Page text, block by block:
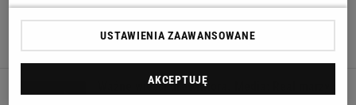
Media: Real Madryt szykuje absolutną
sensację. "Szef"
Ważne wieści dla Kiwiora. Media: Real marzy o
USTAWIENIA ZAAWANSOWANE
AKCEPTUJĘ